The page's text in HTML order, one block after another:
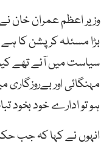
وزیر اعظم عمران
بڑا مسئلہ کرپشن کا
سیاست میں آئے تھے
مہنگائی اور
ہو تو ادارے خود بخود
انہوں نے کہا کہ جب